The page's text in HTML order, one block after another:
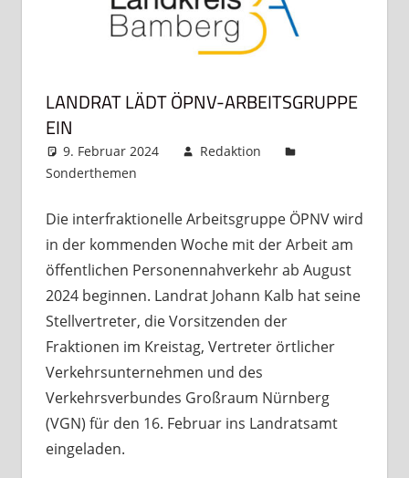
LANDRAT LÄDT ÖPNV-ARBEITSGRUPPE
EIN
9. Februar 2024
Redaktion
Sonderthemen
Die interfraktionelle Arbeitsgruppe ÖPNV wird
in der kommenden Woche mit der Arbeit am
öffentlichen Personennahverkehr ab August
2024 beginnen. Landrat Johann Kalb hat seine
Stellvertreter, die Vorsitzenden der
Fraktionen im Kreistag, Vertreter örtlicher
Verkehrsunternehmen und des
Verkehrsverbundes Großraum Nürnberg
(VGN) für den 16. Februar ins Landratsamt
eingeladen.